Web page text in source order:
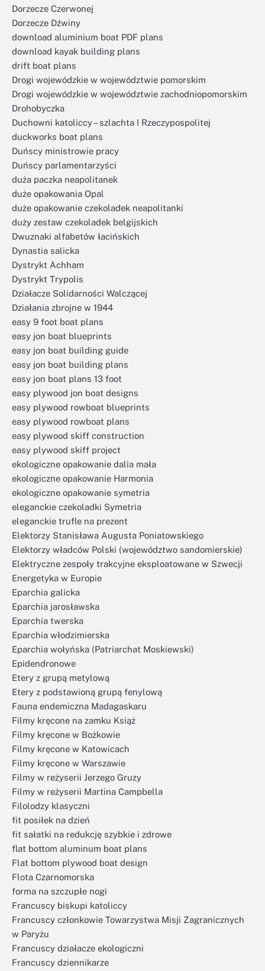
Dorzecze Czerwonej
Dorzecze Dźwiny
download aluminium boat PDF plans
download kayak building plans
drift boat plans
Drogi wojewódzkie w województwie pomorskim
Drogi wojewódzkie w województwie zachodniopomorskim
Drohobyczka
Duchowni katoliccy – szlachta I Rzeczypospolitej
duckworks boat plans
Duńscy ministrowie pracy
Duńscy parlamentarzyści
duża paczka neapolitanek
duże opakowania Opal
duże opakowanie czekoladek neapolitanki
duży zestaw czekoladek belgijskich
Dwuznaki alfabetów łacińskich
Dynastia salicka
Dystrykt Achham
Dystrykt Trypolis
Działacze Solidarności Walczącej
Działania zbrojne w 1944
easy 9 foot boat plans
easy jon boat blueprints
easy jon boat building guide
easy jon boat building plans
easy jon boat plans 13 foot
easy plywood jon boat designs
easy plywood rowboat blueprints
easy plywood rowboat plans
easy plywood skiff construction
easy plywood skiff project
ekologiczne opakowanie dalia mała
ekologiczne opakowanie Harmonia
ekologiczne opakowanie symetria
eleganckie czekoladki Symetria
eleganckie trufle na prezent
Elektorzy Stanisława Augusta Poniatowskiego
Elektorzy władców Polski (województwo sandomierskie)
Elektryczne zespoły trakcyjne eksploatowane w Szwecji
Energetyka w Europie
Eparchia galicka
Eparchia jarosławska
Eparchia twerska
Eparchia włodzimierska
Eparchia wołyńska (Patriarchat Moskiewski)
Epidendronowe
Etery z grupą metylową
Etery z podstawioną grupą fenylową
Fauna endemiczna Madagaskaru
Filmy kręcone na zamku Książ
Filmy kręcone w Bożkowie
Filmy kręcone w Katowicach
Filmy kręcone w Warszawie
Filmy w reżyserii Jerzego Gruzy
Filmy w reżyserii Martina Campbella
Filolodzy klasyczni
fit posiłek na dzień
fit sałatki na redukcję szybkie i zdrowe
flat bottom aluminum boat plans
Flat bottom plywood boat design
Flota Czarnomorska
forma na szczupłe nogi
Francuscy biskupi katoliccy
Francuscy członkowie Towarzystwa Misji Zagranicznych
w Paryżu
Francuscy działacze ekologiczni
Francuscy dziennikarze